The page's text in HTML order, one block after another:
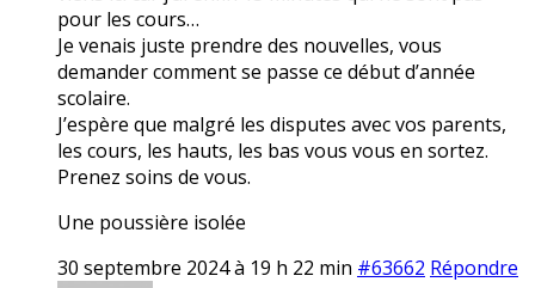
pour les cours…
Je venais juste prendre des nouvelles, vous
demander comment se passe ce début d’année
scolaire.
J’espère que malgré les disputes avec vos parents,
les cours, les hauts, les bas vous vous en sortez.
Prenez soins de vous.
Une poussière isolée
30 septembre 2024 à 19 h 22 min #63662 Répondre